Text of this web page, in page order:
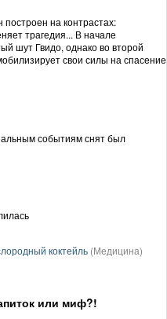
на контрастах:
трагедия... В начале
шут Гвидо, однако во второй
свои силы на спасение
событиям снят был
коктейль (Медицина)
или миф?!